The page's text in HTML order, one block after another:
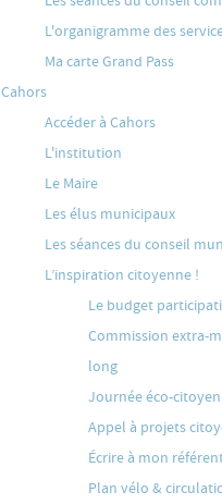
L'organigramme des
Ma carte Grand Pass
Cahors
Accéder à Cahors
L'institution
Le Maire
Les élus municipaux
Les séances du conseil
L’inspiration citoyenne !
Le budget
Commission extra-
long
Journée éco-
Appel à projets
Écrire à mon
Plan vélo &